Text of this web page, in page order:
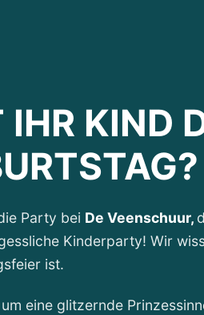
IHR KIND
Party bei De Veenschuur,
Kinderparty! Wir
ist.
eine glitzernde